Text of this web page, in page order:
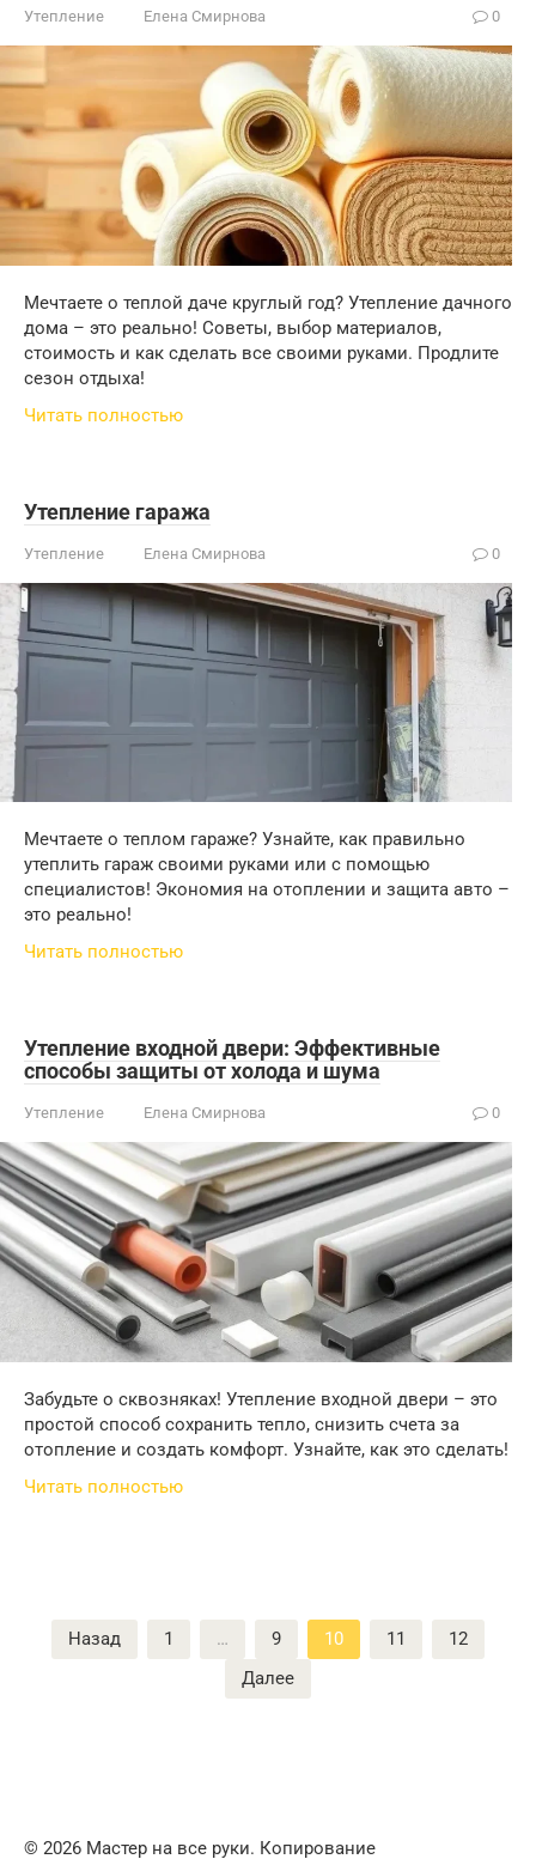
Утепление Елена Смирнова 0
Мечтаете о теплой даче круглый год? Утепление дачного
дома – это реально! Советы, выбор материалов,
стоимость и как сделать все своими руками. Продлите
сезон отдыха!
Читать полностью
Утепление гаража
Утепление Елена Смирнова 0
Мечтаете о теплом гараже? Узнайте, как правильно
утеплить гараж своими руками или с помощью
специалистов! Экономия на отоплении и защита авто –
это реально!
Читать полностью
Утепление входной двери: Эффективные
способы защиты от холода и шума
Утепление Елена Смирнова 0
Забудьте о сквозняках! Утепление входной двери – это
простой способ сохранить тепло, снизить счета за
отопление и создать комфорт. Узнайте, как это сделать!
Читать полностью
Пагинация
записей
Назад 1 … 9 10 11
12
Далее
© 2026 Мастер на все руки. Копирование